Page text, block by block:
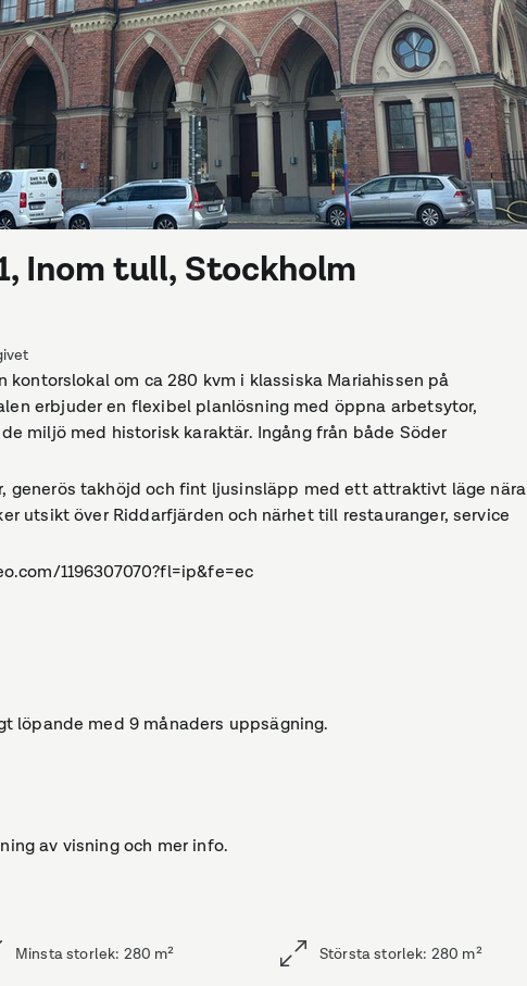
Inom tull, Stockholm
om ca 280 kvm i klassiska Mariahissen på
erbjuder en flexibel planlösning med öppna arbetsytor,
miljö med historisk karaktär. Ingång från både Söder
generös takhöjd och fint ljusinsläpp med ett attraktivt läge nära
utsikt över Riddarfjärden och närhet till restauranger, service
1196307070?fl=ip&fe=ec
löpande med 9 månaders uppsägning.
av visning och mer info.
Minsta storlek: 280 m² Största storlek: 280 m²